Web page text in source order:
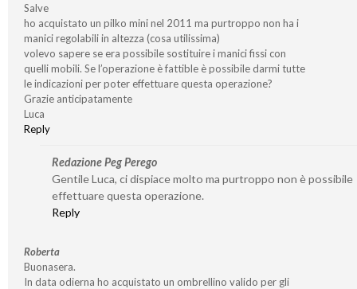
Salve
ho acquistato un pilko mini nel 2011 ma purtroppo non ha i
manici regolabili in altezza (cosa utilissima)
volevo sapere se era possibile sostituire i manici fissi con
quelli mobili. Se l’operazione è fattible è possibile darmi tutte
le indicazioni per poter effettuare questa operazione?
Grazie anticipatamente
Luca
Reply
Redazione Peg Perego
Gentile Luca, ci dispiace molto ma purtroppo non è possibile
effettuare questa operazione.
Reply
Roberta
Buonasera.
In data odierna ho acquistato un ombrellino valido per gli